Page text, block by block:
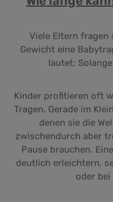
Viele Eltern fragen
Gewicht eine
lautet:
Kinder profitieren oft
Tragen. Gerade im
denen sie die
zwischendurch aber
Pause brauchen.
deutlich erleichtern,
oder